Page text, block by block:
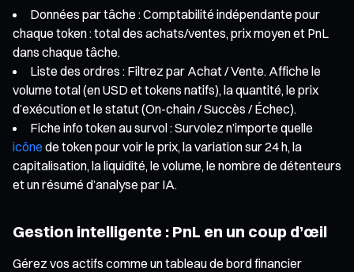
Données par tâche : Comptabilité indépendante pour
chaque token : total des achats/ventes, prix moyen et PnL
dans chaque tâche.
Liste des ordres : Filtrez par Achat / Vente. Affiche le
volume total (en USD et tokens natifs), la quantité, le prix
d’exécution et le statut (On-chain / Succès / Échec).
Fiche info token au survol : Survolez n’importe quelle
icône de token pour voir le prix, la variation sur 24 h, la
capitalisation, la liquidité, le volume, le nombre de détenteurs
et un résumé d’analyse par IA.
Gestion intelligente : PnL en un coup d’œil
Gérez vos actifs comme un tableau de bord financier